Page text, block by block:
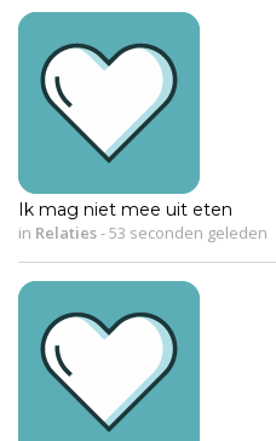
Ik mag niet mee uit eten
in Relaties-53 seconden geleden